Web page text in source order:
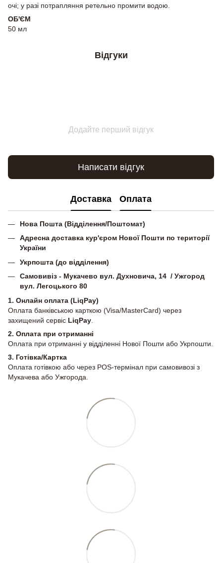
очі; у разі потрапляння ретельно промити водою.
ОБ'ЄМ
50 мл
Відгуки
Додайте перший відгук
Написати відгук
Доставка Оплата
Нова Пошта (Відділення/Поштомат)
Адресна доставка кур'єром Нової Пошти по території
України
Укрпошта (до відділення)
Самовивіз - Мукачево вул. Духновича, 14 / Ужгород
вул. Легоцького 80
1. Онлайн оплата (LiqPay)
Оплата банківською карткою (Visa/MasterCard) через
захищений сервіс LiqPay
2. Оплата при отриманні
Оплата при отриманні у відділенні Нової Пошти або Укрпошти.
3. Готівка/Картка
Оплата готівкою або через POS-термінал при самовивозі з
Мукачева або Ужгорода.